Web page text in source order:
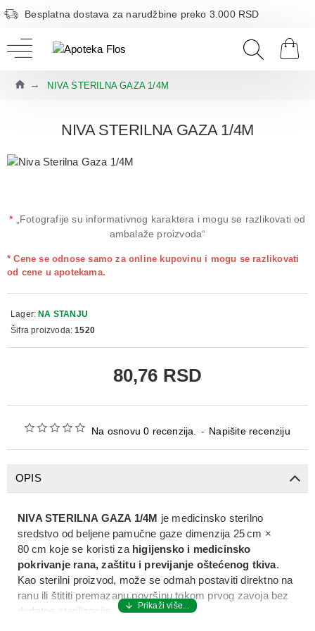
Besplatna dostava za narudžbine preko 3.000 RSD
NIVA STERILNA GAZA 1/4M
NIVA STERILNA GAZA 1/4M
* „Fotografije su informativnog karaktera i mogu se razlikovati od
ambalaže proizvoda“
Na osnovu 0 recenzija. - Napišite recenziju
* Cene se odnose samo za online kupovinu i mogu se razlikovati
od cene u apotekama.
80,76 RSD
Lager: NA STANJU
Šifra proizvoda: 1520
OPIS
NIVA STERILNA GAZA 1/4M je medicinsko sterilno
sredstvo od beljene pamučne gaze dimenzija 25 cm ×
80 cm koje se koristi za higijensko i medicinsko
pokrivanje rana, zaštitu i previjanje oštećenog tkiva.
Kao sterilni proizvod, može se odmah postaviti direktno na
ranu ili štititi premazanu površinu tokom prvog zavoja bez
dodatne sterilizacije.